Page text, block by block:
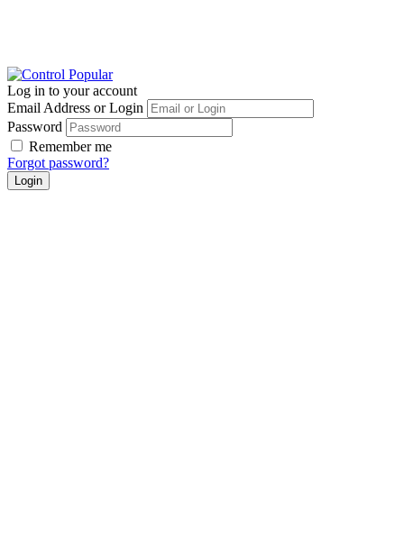
Log in to your account
Email Address or Login
Password
Remember me
Forgot password?
Login